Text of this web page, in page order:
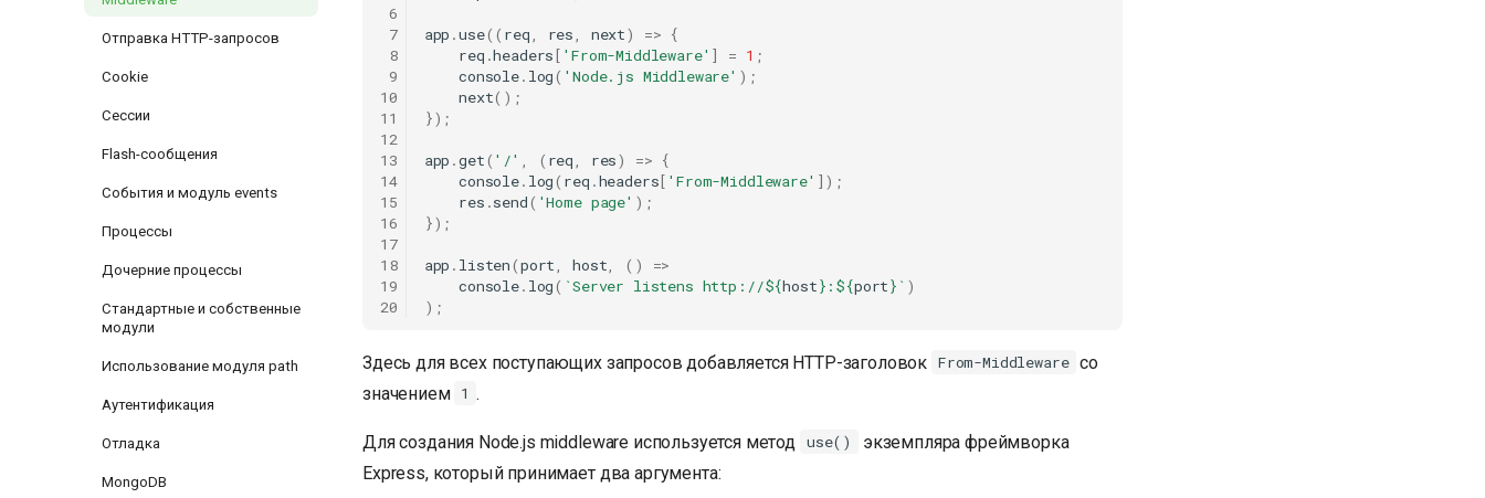
Отправка HTTP-запросов
Cookie
Сессии
Flash-сообщения
События и модуль events
Процессы
Дочерние процессы
Стандартные и собственные
модули
Использование модуля path
Аутентификация
Отладка
MongoDB
6
7
8
9
10
11
12
13
14
15
16
17
18
19
20
app .use(( req, res, next) => {
req .headers[ 'From-Middleware' ] = 1 ;
console. log( 'Node.js Middleware' );
next();
});
app .get( '/' , ( req, res) => {
console. log( req .headers[ 'From-Middleware' ]);
res .send( 'Home page' );
});
app . listen(port, host, ()
=>
console. log( `Server listens http://${host} : ${port} ` )
);
Здесь для всех поступающих запросов добавляется HTTP-заголовок From-Middleware со
значением 1 .
Для создания Node.js middleware используется метод use()
экземпляра фреймворка
Express, который принимает два аргумента: